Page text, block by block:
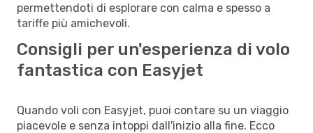
permettendoti di esplorare con calma e spesso a
tariffe più amichevoli.
Consigli per un'esperienza di volo
fantastica con Easyjet
Quando voli con Easyjet, puoi contare su un viaggio
piacevole e senza intoppi dall'inizio alla fine. Ecco